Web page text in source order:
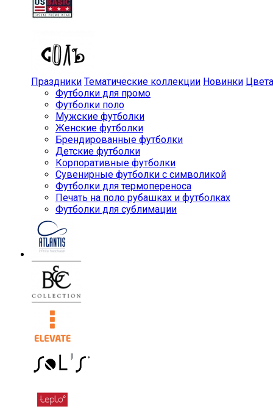
Праздники Тематические коллекции Новинки Цвета
Футболки для промо
Футболки поло
Мужские футболки
Женские футболки
Брендированные футболки
Детские футболки
Корпоративные футболки
Сувенирные футболки с символикой
Футболки для термопереноса
Печать на поло рубашках и футболках
Футболки для сублимации